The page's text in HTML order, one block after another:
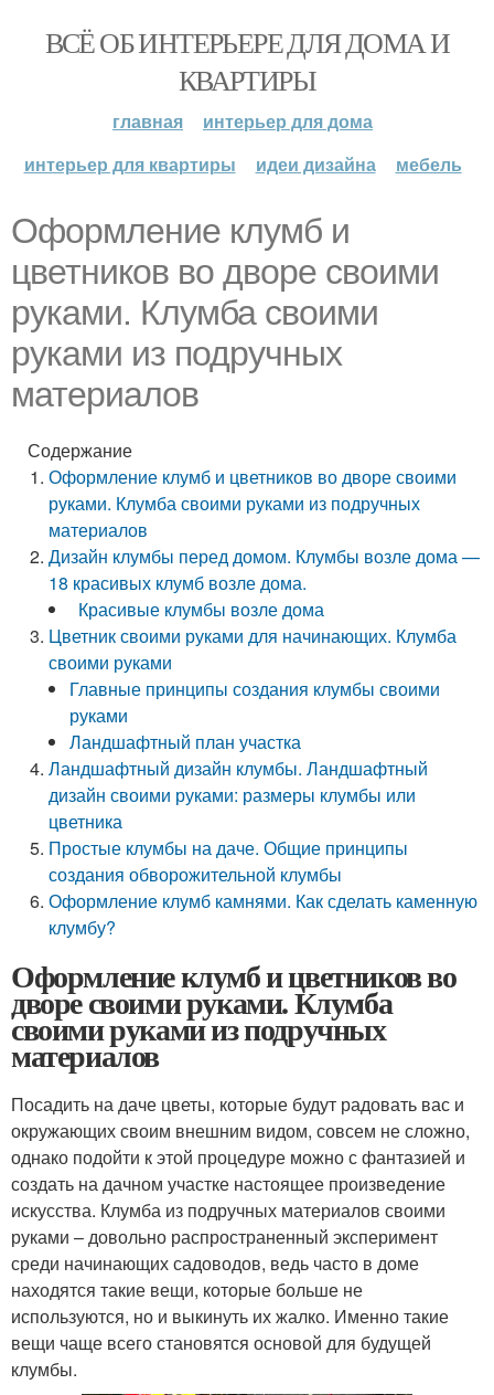
ВСЁ ОБ ИНТЕРЬЕРЕ ДЛЯ ДОМА И
КВАРТИРЫ
главная
интерьер для дома
интерьер для квартиры
идеи дизайна мебель
Оформление клумб и
цветников во дворе своими
руками. Клумба своими
руками из подручных
материалов
Содержание
Оформление клумб и цветников во дворе своими
руками. Клумба своими руками из подручных
материалов
Дизайн клумбы перед домом. Клумбы возле дома —
18 красивых клумб возле дома.
Красивые клумбы возле дома
Цветник своими руками для начинающих. Клумба
своими руками
Главные принципы создания клумбы своими
руками
Ландшафтный план участка
Ландшафтный дизайн клумбы. Ландшафтный
дизайн своими руками: размеры клумбы или
цветника
Простые клумбы на даче. Общие принципы
создания обворожительной клумбы
Оформление клумб камнями. Как сделать каменную
клумбу?
Оформление клумб и цветников во
дворе своими руками. Клумба
своими руками из подручных
материалов
Посадить на даче цветы, которые будут радовать вас и
окружающих своим внешним видом, совсем не сложно,
однако подойти к этой процедуре можно с фантазией и
создать на дачном участке настоящее произведение
искусства. Клумба из подручных материалов своими
руками – довольно распространенный эксперимент
среди начинающих садоводов, ведь часто в доме
находятся такие вещи, которые больше не
используются, но и выкинуть их жалко. Именно такие
вещи чаще всего становятся основой для будущей
клумбы.